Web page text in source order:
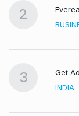
2
3
Get
INDIA